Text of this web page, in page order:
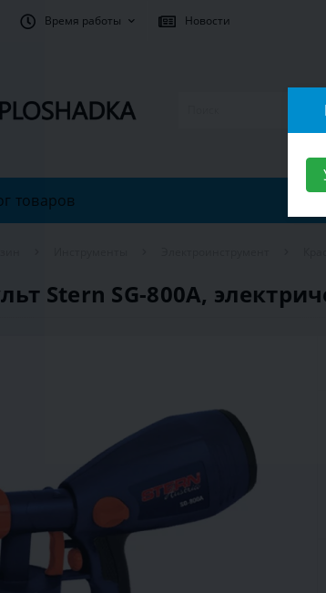
Время работы Новости
товаров
Stern SG-800A,